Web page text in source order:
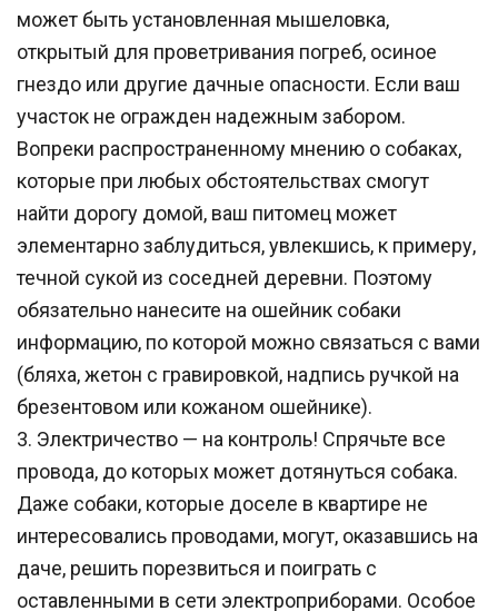
может быть установленная мышеловка,
открытый для проветривания погреб, осиное
гнездо или другие дачные опасности. Если ваш
участок не огражден надежным забором.
Вопреки распространенному мнению о собаках,
которые при любых обстоятельствах смогут
найти дорогу домой, ваш питомец может
элементарно заблудиться, увлекшись, к примеру,
течной сукой из соседней деревни. Поэтому
обязательно нанесите на ошейник собаки
информацию, по которой можно связаться с вами
(бляха, жетон с гравировкой, надпись ручкой на
брезентовом или кожаном ошейнике).
3. Электричество — на контроль! Спрячьте все
провода, до которых может дотянуться собака.
Даже собаки, которые доселе в квартире не
интересовались проводами, могут, оказавшись на
даче, решить порезвиться и поиграть с
оставленными в сети электроприборами. Особое